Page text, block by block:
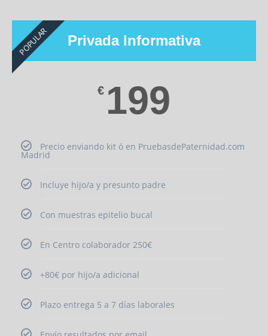
Privada Informativa
€ 199
Precio enviando kit ó en PruebasdePaternidad.com
Madrid
Incluye hijo/a y presunto padre
Con muestras epitelio bucal
En Centro colaborador 250€
+80€ por hijo/a adicional
Plazo entrega 5 a 7 días laborales
POPULAR